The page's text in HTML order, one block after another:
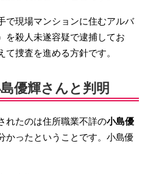
で現場マンションに住むアルバ
を殺人未遂容疑で逮捕してお
て捜査を進める方針です。
優輝さんと判明
れたのは住所職業不詳の小島優
かったということです。小島優